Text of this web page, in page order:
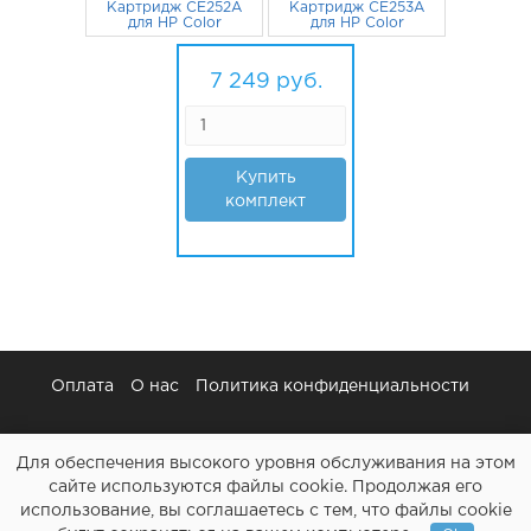
Картридж CE252A
для HP Color
LaserJet CP3525,
CP3525dn, CM3530
Картридж CE253A
для HP Color
LaserJet CP3525,
CP3525dn, CM3530
пурпурный
7 249 руб.
Купить
комплект
Оплата О нас Политика конфиденциальности
Картриджи и все для ремонта принтеров - Расходочка.рф
Для обеспечения высокого уровня обслуживания на этом
сайте используются файлы cookie. Продолжая его
использование, вы соглашаетесь с тем, что файлы cookie